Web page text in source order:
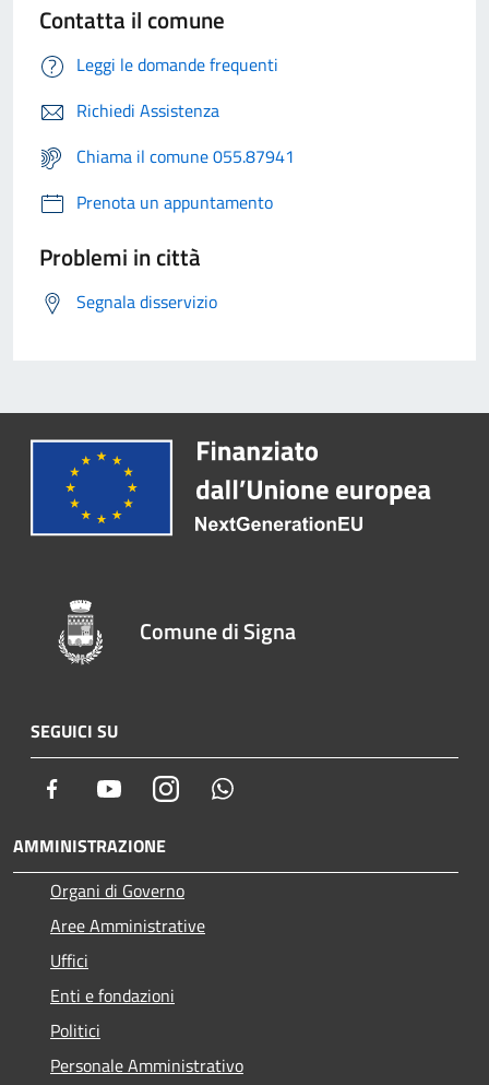
Contatta il comune
Leggi le domande frequenti
Richiedi Assistenza
Chiama il comune 055.87941
Prenota un appuntamento
Problemi in città
Segnala disservizio
Comune di Signa
SEGUICI SU
Facebook YoutubeInstagram
AMMINISTRAZIONE
Organi di Governo
Aree Amministrative
Uffici
Enti e fondazioni
Politici
Personale Amministrativo